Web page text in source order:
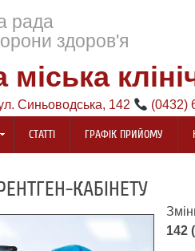
рада
здоров'я
міська
Синьоводська, 142 (0432)
СТАТТІ ГРАФІК ПРИЙОМУ
КАБІНЕТУ
142